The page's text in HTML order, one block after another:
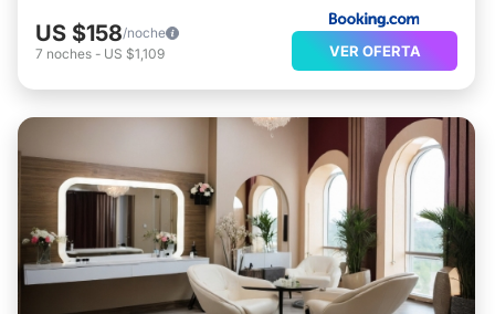
US $158/noche
7 noches - US $1,109 VER OFERTA